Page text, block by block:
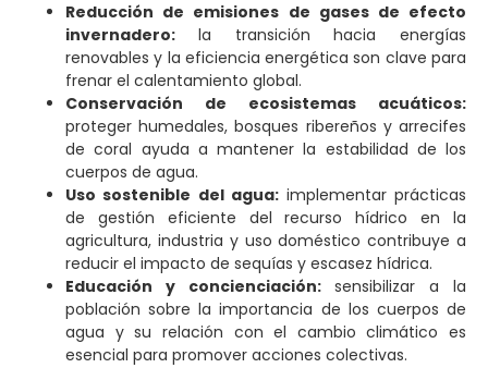
Reducción de emisiones de gases de efecto
invernadero: la transición hacia energías
renovables y la eficiencia energética son clave para
frenar el calentamiento global.
Conservación de ecosistemas acuáticos:
proteger humedales, bosques ribereños y arrecifes
de coral ayuda a mantener la estabilidad de los
cuerpos de agua.
Uso sostenible del agua: implementar prácticas
de gestión eficiente del recurso hídrico en la
agricultura, industria y uso doméstico contribuye a
reducir el impacto de sequías y escasez hídrica.
Educación y concienciación: sensibilizar a la
población sobre la importancia de los cuerpos de
agua y su relación con el cambio climático es
esencial para promover acciones colectivas.